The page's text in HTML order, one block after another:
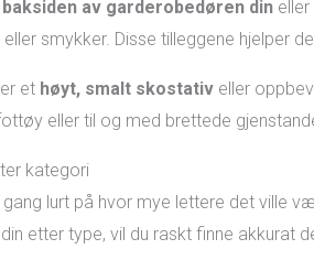
baksiden av garderobedøren dineller
smykker. Disse tilleggene hjelper
et høyt, smalt skostativeller
eller til og med brettede
kategori
gang lurt på hvor mye lettere det ville
etter type, vil du raskt finne akkurat